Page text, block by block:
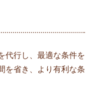
代行し、最適な条件を
を省き、より有利な条